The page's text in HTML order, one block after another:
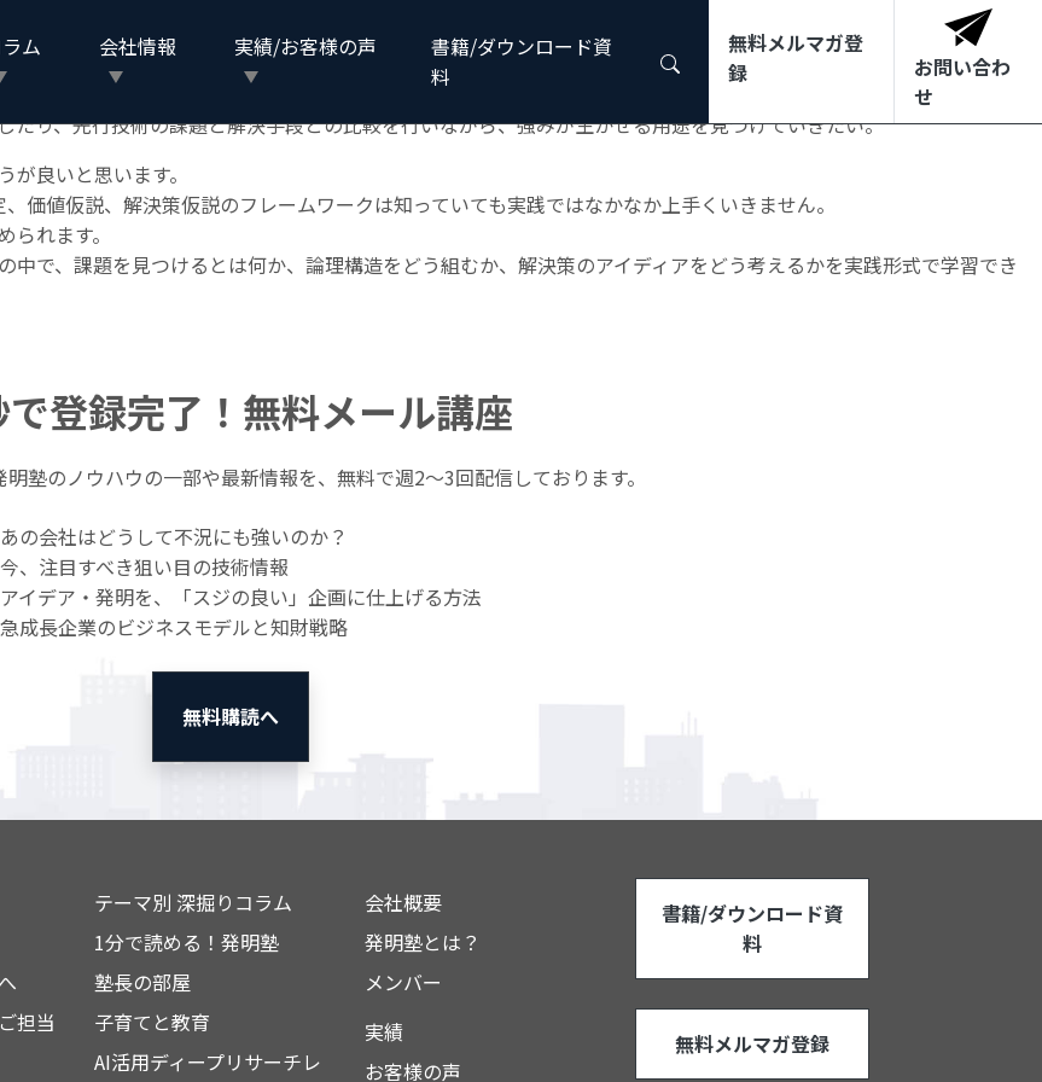
ム 会社情報 実績/お客様の声
書籍/ダウンロード資
料
無料メルマガ登
録
お問い合わ
せ
返しで実践できたため分かりやすかった。
っているとよりよいと思った。
り、先行技術の課題と解決手段との比較を行いながら、強みが生かせる用途を見つけていきたい。
良いと思います。
値仮説、解決策仮説のフレームワークは知っていても実践ではなかなか上手くいきません。
れます。
で、課題を見つけるとは何か、論理構造をどう組むか、解決策のアイディアをどう考えるかを実践形式で学習でき
登録完了！無料メール講座
塾のノウハウの一部や最新情報を、無料で週2〜3回配信しております。
あの会社はどうして不況にも強いのか？
今、注目すべき狙い目の技術情報
アイデア・発明を、「スジの良い」企画に仕上げる方法
急成長企業のビジネスモデルと知財戦略
無料購読へ
担当
テーマ別 深掘りコラム
1分で読める！発明塾
塾長の部屋
子育てと教育
AI活用ディープリサーチレ
会社概要
発明塾とは？
メンバー
実績
お客様の声
書籍/ダウンロード資
料
無料メルマガ登録